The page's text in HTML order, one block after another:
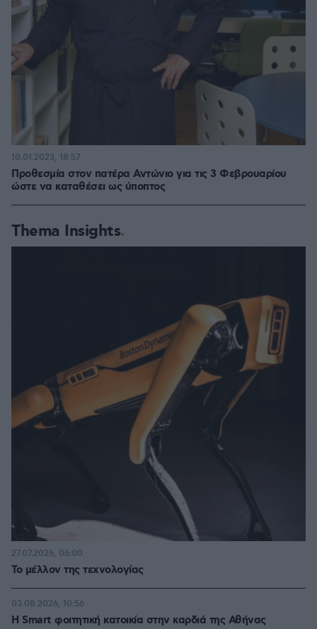
Προθεσμία στον πατέρα Αντώνιο για τις 3 Φεβρουαρίου
ώστε να καταθέσει ως ύποπτος
10.01.2023, 18:57
Thema Insights
Το μέλλον της τεχνολογίας
27.07.2026, 06:00
Η Smart φοιτητική κατοικία στην καρδιά της Αθήνας
03.08.2026, 10:56